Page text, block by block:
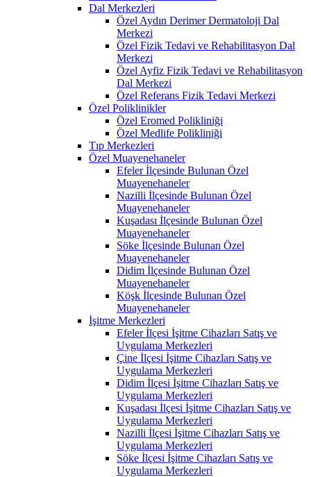
Dal Merkezleri
Özel Aydın Derimer Dermatoloji Dal
Merkezi
Özel Fizik Tedavi ve Rehabilitasyon Dal
Merkezi
Özel Ayfiz Fizik Tedavi ve Rehabilitasyon
Dal Merkezi
Özel Referans Fizik Tedavi Merkezi
Özel Poliklinikler
Özel Eromed Polikliniği
Özel Medlife Polikliniği
Tıp Merkezleri
Özel Muayenehaneler
Efeler İlçesinde Bulunan Özel
Muayenehaneler
Nazilli İlçesinde Bulunan Özel
Muayenehaneler
Kuşadası İlçesinde Bulunan Özel
Muayenehaneler
Söke İlçesinde Bulunan Özel
Muayenehaneler
Didim İlçesinde Bulunan Özel
Muayenehaneler
Köşk İlçesinde Bulunan Özel
Muayenehaneler
İşitme Merkezleri
Efeler İlçesi İşitme Cihazları Satış ve
Uygulama Merkezleri
Çine İlçesi İşitme Cihazları Satış ve
Uygulama Merkezleri
Didim İlçesi İşitme Cihazları Satış ve
Uygulama Merkezleri
Kuşadası İlçesi İşitme Cihazları Satış ve
Uygulama Merkezleri
Nazilli İlçesi İşitme Cihazları Satış ve
Uygulama Merkezleri
Söke İlçesi İşitme Cihazları Satış ve
Uygulama Merkezleri